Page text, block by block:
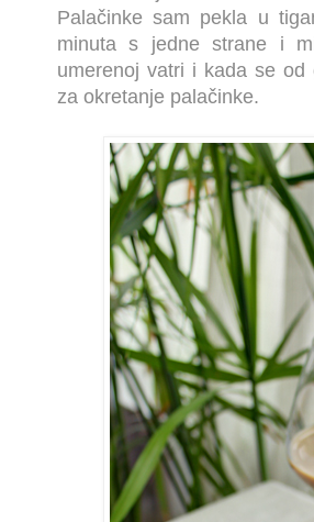
Palačinke sam pekla u
minuta s jedne strane i
umerenoj vatri i kada se od
za okretanje palačinke.